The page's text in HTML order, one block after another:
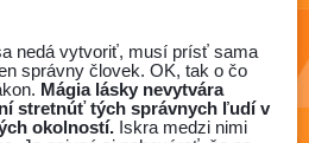
nedá vytvoriť, musí prísť sama
správny človek. OK, tak o čo
Mágia lásky nevytvára
stretnúť tých správnych ľudí v
okolností. Iskra medzi nimi